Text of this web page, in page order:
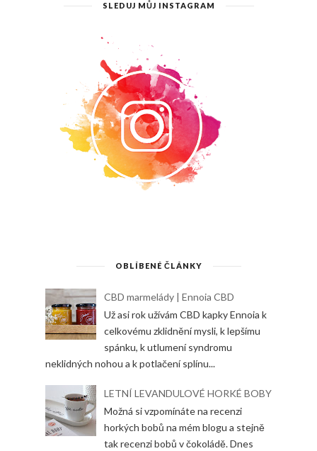
SLEDUJ MŮJ INSTAGRAM
OBLÍBENÉ ČLÁNKY
CBD marmelády | Ennoia CBD
Už asi rok užívám CBD kapky Ennoia k
celkovému zklidnění mysli, k lepšímu
spánku, k utlumení syndromu
neklidných nohou a k potlačení splínu...
LETNÍ LEVANDULOVÉ HORKÉ BOBY
Možná si vzpomínáte na recenzi
horkých bobů na mém blogu a stejně
tak recenzi bobů v čokoládě. Dnes